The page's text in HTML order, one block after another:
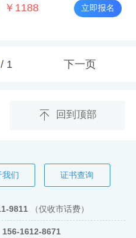
￥ 1188 立即报名
/ 1 下一页
回到顶部
我们 证书查询
9811 （仅收市话费）
156-1612-8671